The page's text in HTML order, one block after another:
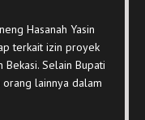
Hasanah Yasin
terkait izin proyek
Selain Bupati
lainnya dalam